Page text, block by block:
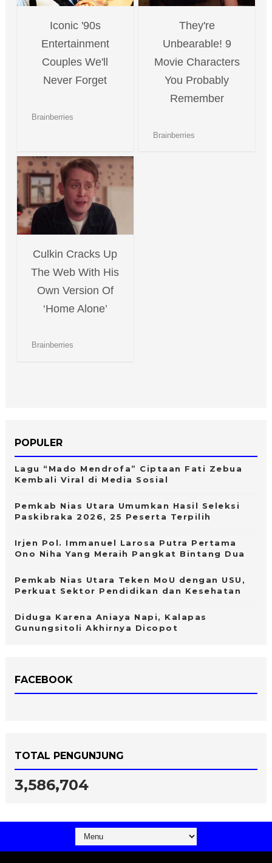
POPULER
Lagu “Mado Mendrofa” Ciptaan Fati Zebua
Kembali Viral di Media Sosial
Pemkab Nias Utara Umumkan Hasil Seleksi
Paskibraka 2026, 25 Peserta Terpilih
Irjen Pol. Immanuel Larosa Putra Pertama
Ono Niha Yang Meraih Pangkat Bintang Dua
Pemkab Nias Utara Teken MoU dengan USU,
Perkuat Sektor Pendidikan dan Kesehatan
Diduga Karena Aniaya Napi, Kalapas
Gunungsitoli Akhirnya Dicopot
FACEBOOK
TOTAL PENGUNJUNG
3,586,704